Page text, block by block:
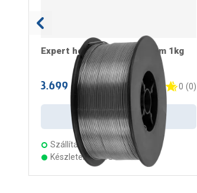
Expert hegesztőhuzal 0,8mm 1kg
3.699 Ft / darab 0 (0)
Kosárba
Szállítás: 3 munkanap
Készleten 22 áruházban